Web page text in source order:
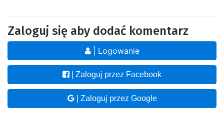
Zaloguj się aby dodać komentarz
| Logowanie
| Zaloguj przez Facebook
| Zaloguj przez Google